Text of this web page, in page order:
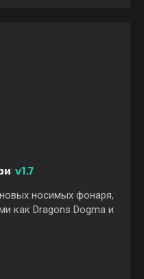
v1.7
носимых фонаря,
как Dragons Dogma и